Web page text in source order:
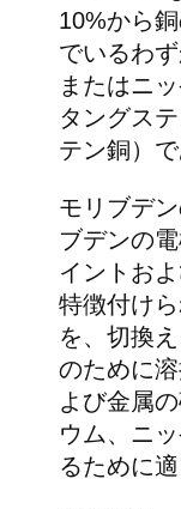
10%から
でいるわ
またはニ
タングス
テン銅）で
モリブデ
ブデンの
イントお
特徴付け
を、切換
のために
よび金属
ウム、ニ
るために適